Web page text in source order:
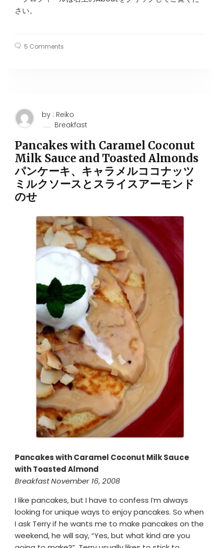
さい。
5 Comments
by : Reiko
Breakfast
Pancakes with Caramel Coconut
Milk Sauce and Toasted Almonds
パンケーキ、キャラメルココナッツ
ミルクソースとスライスアーモンド
のせ
Pancakes with Caramel Coconut Milk Sauce
with Toasted Almond
Breakfast November 16, 2008
I like pancakes, but I have to confess I’m always
looking for unique ways to enjoy pancakes. So when
I ask Terry if he wants me to make pancakes on the
weekend, he will say, “Yes, but what kind are you